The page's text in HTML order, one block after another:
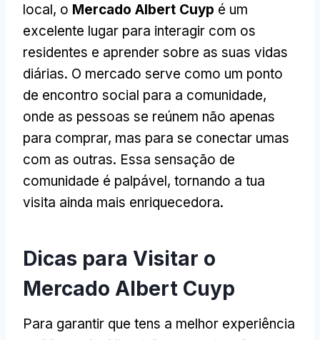
local, o Mercado Albert Cuyp é um
excelente lugar para interagir com os
residentes e aprender sobre as suas vidas
diárias. O mercado serve como um ponto
de encontro social para a comunidade,
onde as pessoas se reúnem não apenas
para comprar, mas para se conectar umas
com as outras. Essa sensação de
comunidade é palpável, tornando a tua
visita ainda mais enriquecedora.
Dicas para Visitar o
Mercado Albert Cuyp
Para garantir que tens a melhor experiência